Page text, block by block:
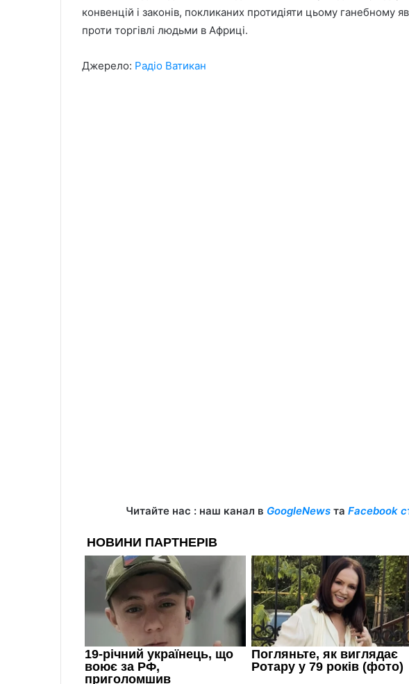
конвенцій і законів, покликаних протидіяти цьому ганебному
проти торгівлі людьми в Африці.
Джерело: Радіо Ватикан
Читайте нас : наш канал в GoogleNewsта Facebook